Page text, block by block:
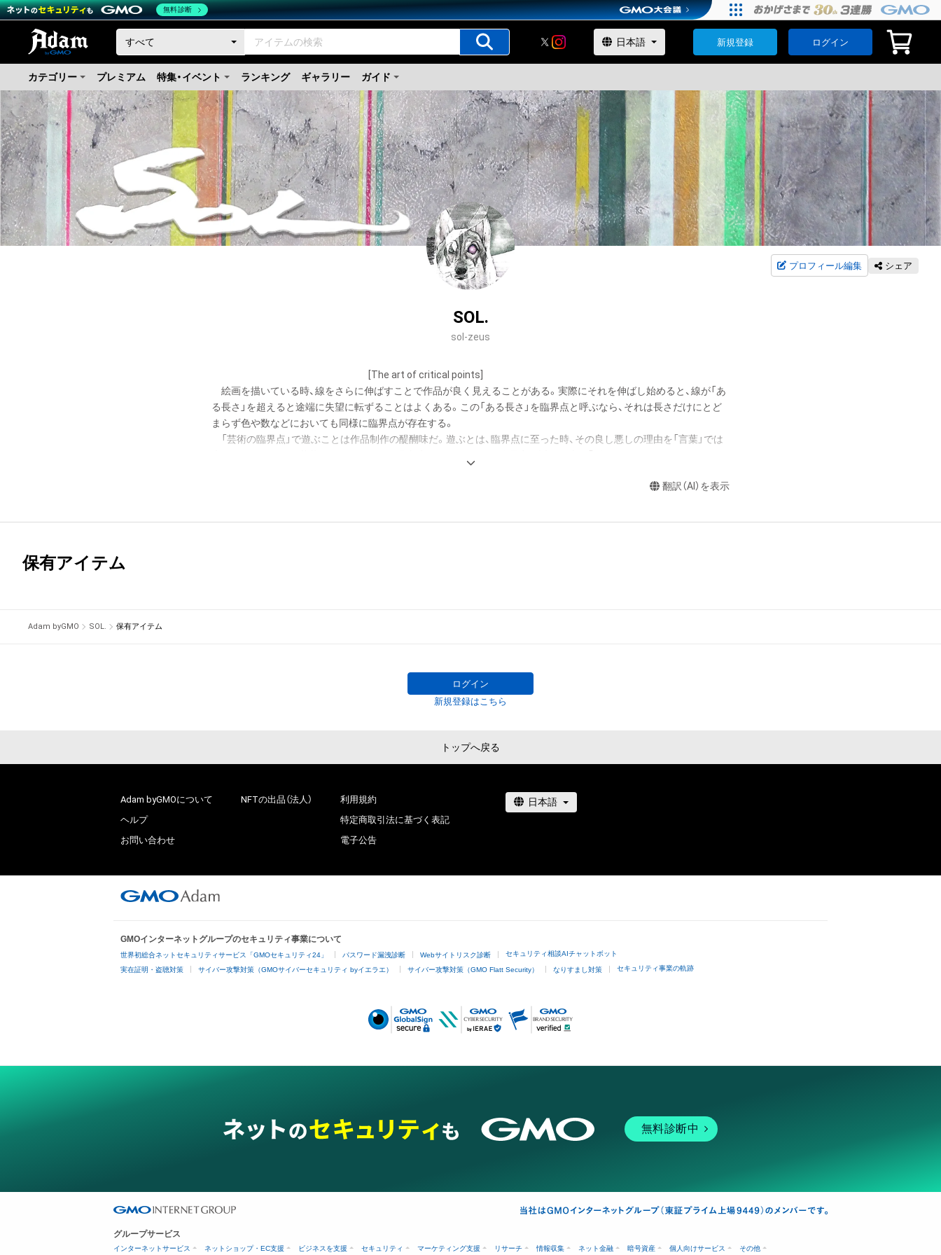
新規登録 ログイン
カテゴリー プレミアム 特集・イベント ランキング ギャラリー ガイド
プロフィール編集 シェア
SOL.
sol-zeus
[The art of critical points]
絵画を描いている時、線をさらに伸ばすことで作品が良く見えることがある。実際にそれを伸ばし始めると、線が「あ
る長さ」を超えると途端に失望に転ずることはよくある。この「ある長さ」を臨界点と呼ぶなら、それは長さだけにとど
まらず色や数などにおいても同様に臨界点が存在する。
「芸術の臨界点」で遊ぶことは作品制作の醍醐味だ。遊ぶとは、臨界点に至った時、その良し悪しの理由を「言葉」では
1996年6月第 52回現代美術家協会展にて会員推挙(絵画)
翻訳（AI）を表示
保有アイテム
Adam byGMO SOL. 保有アイテム
ログイン
新規登録はこちら
トップへ戻る
Adam byGMOについて
ヘルプ
お問い合わせ
NFTの出品（法人）
利用規約
特定商取引法に基づく表記
電子公告
GMOインターネットグループのセキュリティ事業について
世界初総合ネットセキュリティサービス「GMOセキュリティ24」 パスワード漏洩診断 Webサイトリスク診断 セキュリティ相談AIチャットボット
実在証明・盗聴対策 サイバー攻撃対策（GMOサイバーセキュリティ byイエラエ） サイバー攻撃対策（GMO Flatt Security） なりすまし対策 セキュリティ事業の軌跡
無料診断中
グループサービス
インターネットサービス ネットショップ・EC支援 ビジネスを支援 セキュリティ マーケティング支援 リサーチ 情報収集 ネット金融 暗号資産 個人向けサービス その他
無料診断